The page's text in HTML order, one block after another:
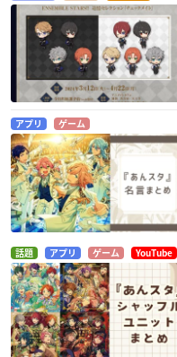
アプリ ゲーム
話題 アプリ ゲーム YouTube